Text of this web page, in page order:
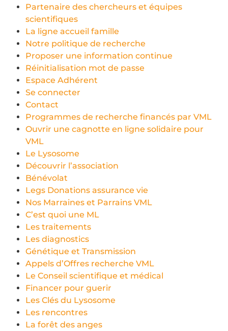
Partenaire des chercheurs et équipes
scientifiques
La ligne accueil famille
Notre politique de recherche
Proposer une information continue
Réinitialisation mot de passe
Espace Adhérent
Se connecter
Contact
Programmes de recherche financés par VML
Ouvrir une cagnotte en ligne solidaire pour
VML
Le Lysosome
Découvrir l’association
Bénévolat
Legs Donations assurance vie
Nos Marraines et Parrains VML
C’est quoi une ML
Les traitements
Les diagnostics
Génétique et Transmission
Appels d’Offres recherche VML
Le Conseil scientifique et médical
Financer pour guerir
Les Clés du Lysosome
Les rencontres
La forêt des anges